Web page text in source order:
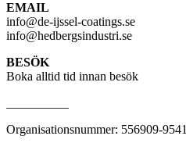
EMAIL
info@de-ijssel-coatings.se
info@hedbergsindustri.se
BESÖK
Boka alltid tid innan besök
Organisationsnummer: 556909-9541